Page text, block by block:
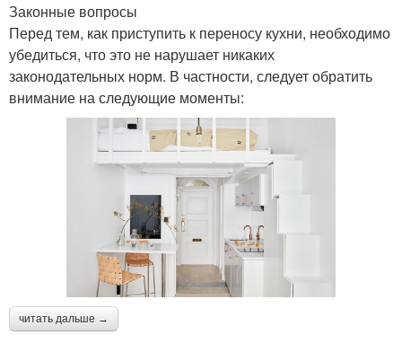
Законные вопросы
Перед тем, как приступить к переносу кухни, необходимо
убедиться, что это не нарушает никаких
законодательных норм. В частности, следует обратить
внимание на следующие моменты:
читать дальше →